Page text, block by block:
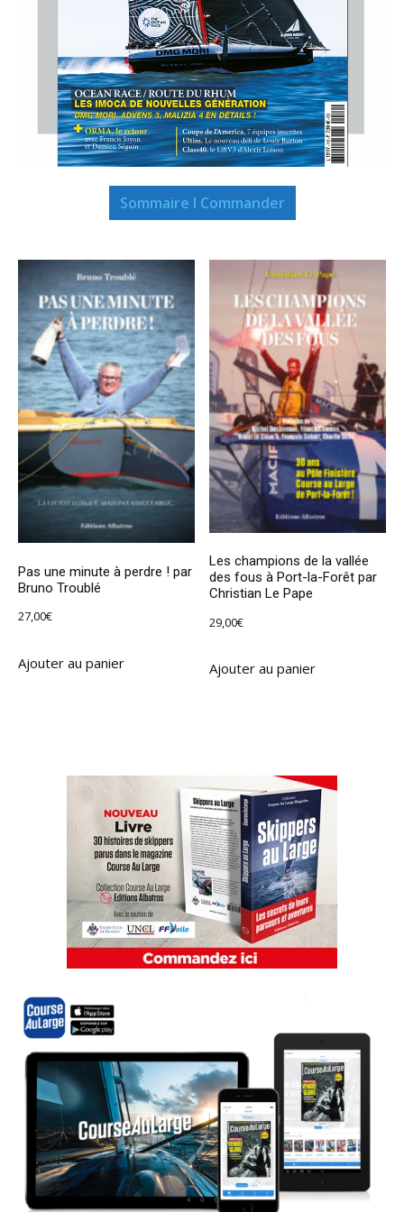
Sommaire I Commander
Pas une minute à perdre ! par
Bruno Troublé
27,00€
Ajouter au panier
Les champions de la vallée
des fous à Port-la-Forêt par
Christian Le Pape
29,00€
Ajouter au panier